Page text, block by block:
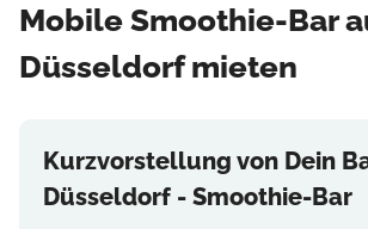
Mobile Smoothie-Bar
Düsseldorf mieten
Kurzvorstellung von Dein
Düsseldorf - Smoothie-Bar